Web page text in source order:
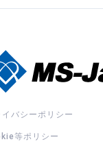
イバシーポリシー
等ポリシー